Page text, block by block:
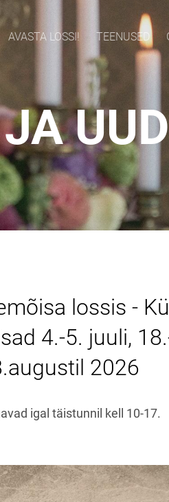
AVASTA LOSSI! TEENUSED
lossis -
4.-5. juuli,
2026
igal täistunnil kell 10-17.